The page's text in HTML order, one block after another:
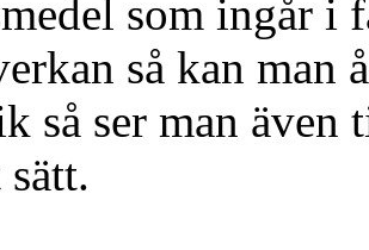
som ingår i
så kan man
så ser man även